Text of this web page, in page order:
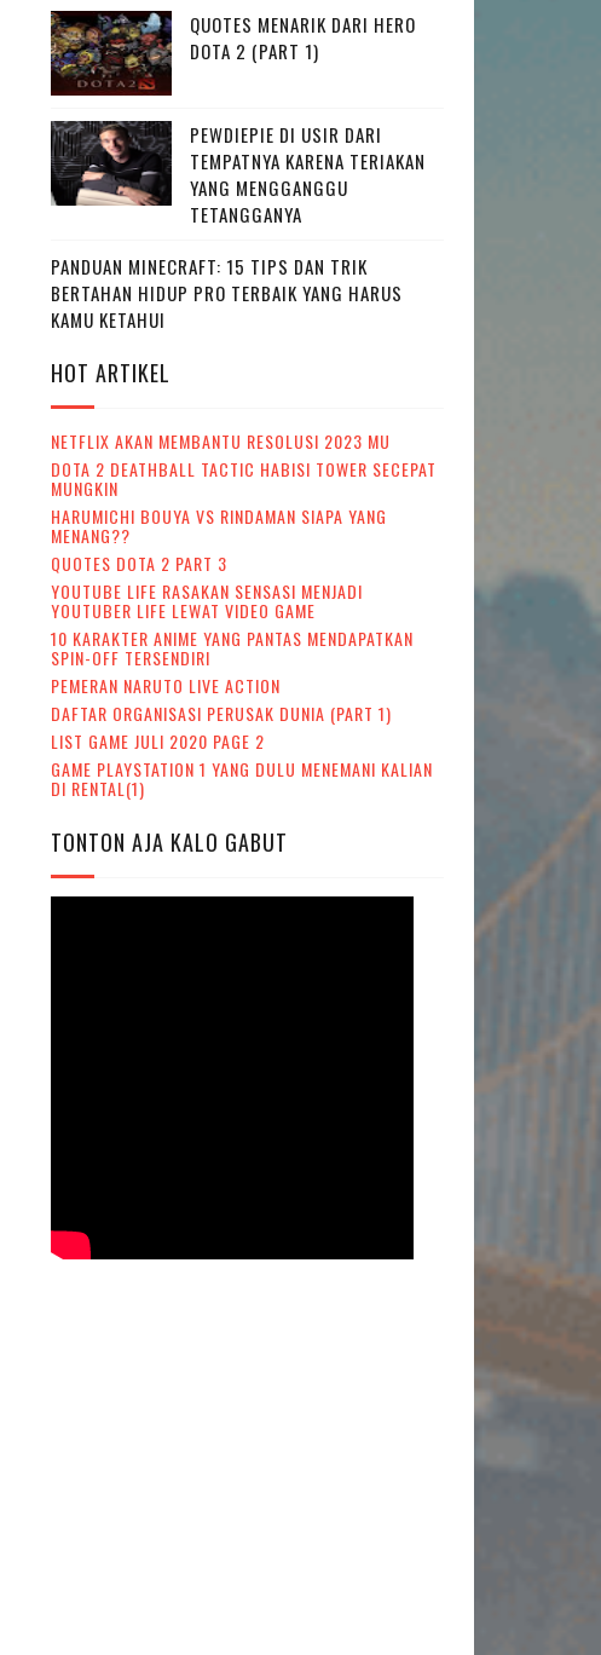
QUOTES MENARIK DARI HERO
DOTA 2 (PART 1)
PEWDIEPIE DI USIR DARI
TEMPATNYA KARENA TERIAKAN
YANG MENGGANGGU
TETANGGANYA
PANDUAN MINECRAFT: 15 TIPS DAN TRIK
BERTAHAN HIDUP PRO TERBAIK YANG HARUS
KAMU KETAHUI
HOT ARTIKEL
NETFLIX AKAN MEMBANTU RESOLUSI 2023 MU
DOTA 2 DEATHBALL TACTIC HABISI TOWER SECEPAT
MUNGKIN
HARUMICHI BOUYA VS RINDAMAN SIAPA YANG
MENANG??
QUOTES DOTA 2 PART 3
YOUTUBE LIFE RASAKAN SENSASI MENJADI
YOUTUBER LIFE LEWAT VIDEO GAME
10 KARAKTER ANIME YANG PANTAS MENDAPATKAN
SPIN-OFF TERSENDIRI
PEMERAN NARUTO LIVE ACTION
DAFTAR ORGANISASI PERUSAK DUNIA (PART 1)
LIST GAME JULI 2020 PAGE 2
GAME PLAYSTATION 1 YANG DULU MENEMANI KALIAN
DI RENTAL(1)
TONTON AJA KALO GABUT